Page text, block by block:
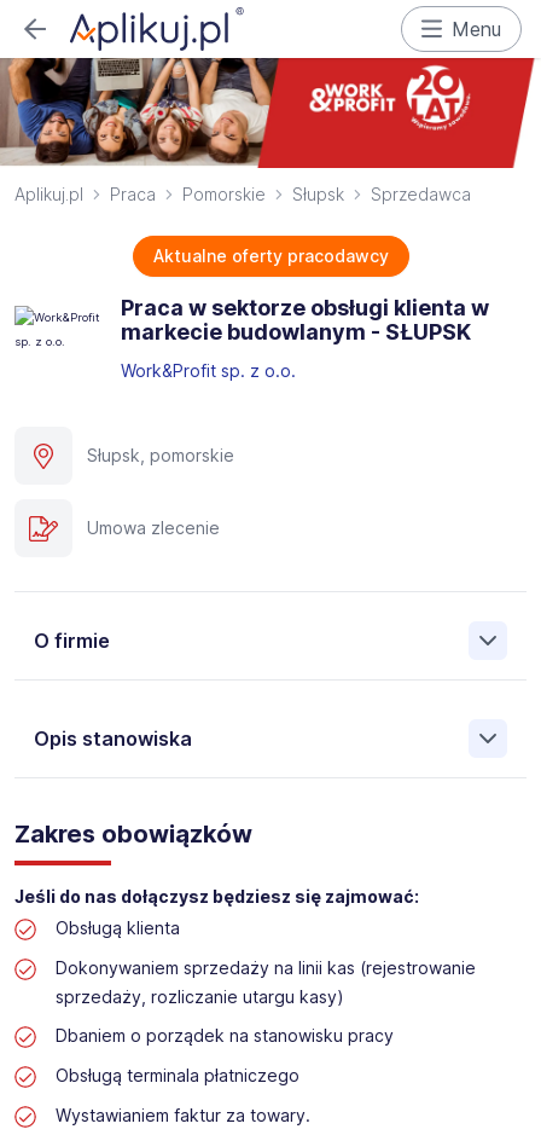
Menu
Aplikuj.pl Praca Pomorskie Słupsk Sprzedawca
Aktualne oferty pracodawcy
Praca w sektorze obsługi klienta w
markecie budowlanym - SŁUPSK​
Work&Profit sp. z o.o.
Słupsk, pomorskie
Umowa zlecenie
O firmie
Opis stanowiska
Pośrednictwa Pracy i Doradztwa Personalnego Work &
Profit jest obecnie jedną z największych niezależnych
polskich agencji zatrudnienia. W ciągu wielu lat naszej
działalności daliśmy pracę przeszło 50 000 pracowników
w całym kraju. Skutecznie znajdujemy pracowników dla
największych firm, jak również małych rodzinnych
przedsiębiorstw w Polsce. Agencja jest wpisana pod nr
396 w Krajowym Rejestrze Agencji Zatrudnienia.
Obecnie dla naszego Klienta, poszukujemy osób do pracy
na stanowisko:
Praca w sektorze obsługi klienta w markecie
Zakres obowiązków
Jeśli do nas dołączysz będziesz się zajmować:
Obsługą klienta
Dokonywaniem sprzedaży na linii kas (rejestrowanie
sprzedaży, rozliczanie utargu kasy)
Dbaniem o porządek na stanowisku pracy
Obsługą terminala płatniczego
Wystawianiem faktur za towary.